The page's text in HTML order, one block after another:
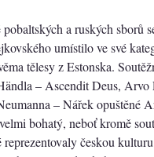
a ruských sborů
umístilo ve své
tělesy z Estonska.
– Ascendit Deus, Arvo
– Nářek opuštěné
bohatý, neboť kromě
českou